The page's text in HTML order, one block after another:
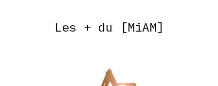
Les + du [MiAM]